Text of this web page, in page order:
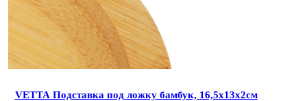
VETTA Подставка под ложку бамбук, 16,5x13x2см